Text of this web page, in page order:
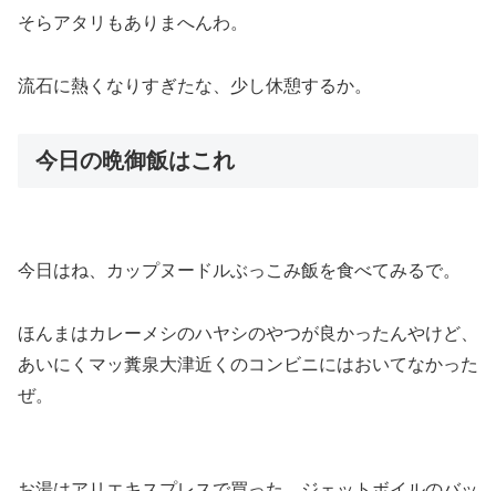
そらアタリもありまへんわ。
流石に熱くなりすぎたな、少し休憩するか。
今日の晩御飯はこれ
今日はね、カップヌードルぶっこみ飯を食べてみるで。
ほんまはカレーメシのハヤシのやつが良かったんやけど、
あいにくマッ糞泉大津近くのコンビニにはおいてなかった
ぜ。